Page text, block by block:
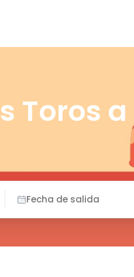
Toros a
Fecha de salida